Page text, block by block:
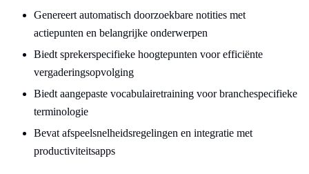
Genereert automatisch doorzoekbare notities met
actiepunten en belangrijke onderwerpen
Biedt sprekerspecifieke hoogtepunten voor efficiënte
vergaderingsopvolging
Biedt aangepaste vocabulairetraining voor branchespecifieke
terminologie
Bevat afspeelsnelheidsregelingen en integratie met
productiviteitsapps